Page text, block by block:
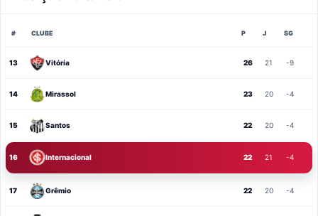
# CLUBE P J SG
13 Vitória 26 21 -9
14 Mirassol 23 20 -4
15 Santos 22 20 -4
16 Internacional 22 21 -4
17 Grêmio 22 20 -4